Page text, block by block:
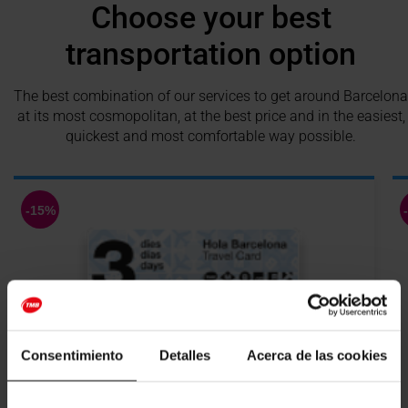
Consentimiento Detalles Acerca de las cookies
Choose your best
transportation option
The best combination of our services to get around Barcelona
at its most cosmopolitan, at the best price and in the easiest,
quickest and most comfortable way possible.